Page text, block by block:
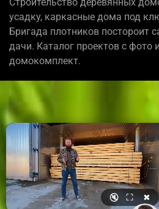
усадку, каркасные дома под
Бригада плотников постороит
дачи. Каталог проектов с фото
домокомплект.
🔇 ⛶ ✖